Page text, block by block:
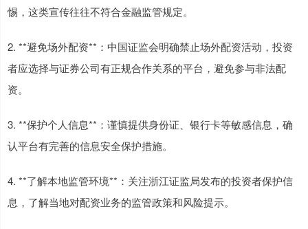
惕，这类宣传往往不符合金融监管规定。
2. **避免场外配资**：中国证监会明确禁止场外配资活动，投资
者应选择与证券公司有正规合作关系的平台，避免参与非法配
资。
3. **保护个人信息**：谨慎提供身份证、银行卡等敏感信息，确
认平台有完善的信息安全保护措施。
4. **了解本地监管环境**：关注浙江证监局发布的投资者保护信
息，了解当地对配资业务的监管政策和风险提示。